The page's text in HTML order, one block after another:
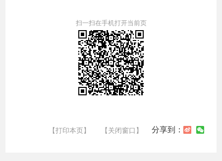
扫一扫在手机打开当前页
【打印本页】 【关闭窗口】 分享到：